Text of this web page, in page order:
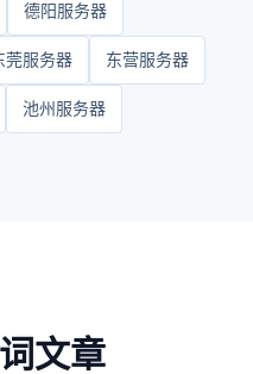
德阳服务器
莞服务器 东营服务器
池州服务器
文章